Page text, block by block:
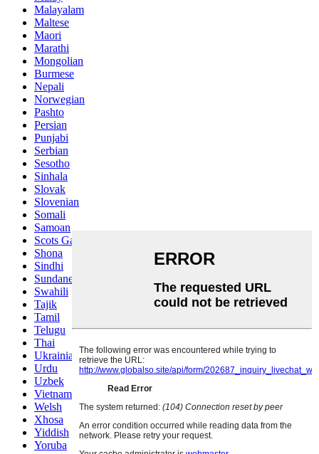
Malayalam
Maltese
Maori
Marathi
Mongolian
Burmese
Nepali
Norwegian
Pashto
Persian
Punjabi
Serbian
Sesotho
Sinhala
Slovak
Slovenian
Somali
Samoan
Scots Gaelic
Shona
Sindhi
Sundanese
Swahili
Tajik
Tamil
Telugu
Thai
Ukrainian
Urdu
Uzbek
Vietnamese
Welsh
Xhosa
Yiddish
Yoruba